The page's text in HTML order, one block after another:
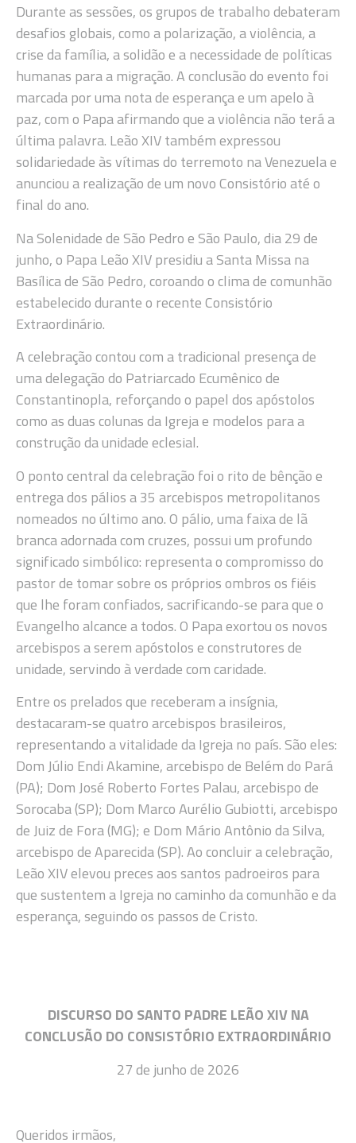
Durante as sessões, os grupos de trabalho debateram
desafios globais, como a polarização, a violência, a
crise da família, a solidão e a necessidade de políticas
humanas para a migração. A conclusão do evento foi
marcada por uma nota de esperança e um apelo à
paz, com o Papa afirmando que a violência não terá a
última palavra. Leão XIV também expressou
solidariedade às vítimas do terremoto na Venezuela e
anunciou a realização de um novo Consistório até o
final do ano.
Na Solenidade de São Pedro e São Paulo, dia 29 de
junho, o Papa Leão XIV presidiu a Santa Missa na
Basílica de São Pedro, coroando o clima de comunhão
estabelecido durante o recente Consistório
Extraordinário.
A celebração contou com a tradicional presença de
uma delegação do Patriarcado Ecumênico de
Constantinopla, reforçando o papel dos apóstolos
como as duas colunas da Igreja e modelos para a
construção da unidade eclesial.
O ponto central da celebração foi o rito de bênção e
entrega dos pálios a 35 arcebispos metropolitanos
nomeados no último ano. O pálio, uma faixa de lã
branca adornada com cruzes, possui um profundo
significado simbólico: representa o compromisso do
pastor de tomar sobre os próprios ombros os fiéis
que lhe foram confiados, sacrificando-se para que o
Evangelho alcance a todos. O Papa exortou os novos
arcebispos a serem apóstolos e construtores de
unidade, servindo à verdade com caridade.
Entre os prelados que receberam a insígnia,
destacaram-se quatro arcebispos brasileiros,
representando a vitalidade da Igreja no país. São eles:
Dom Júlio Endi Akamine, arcebispo de Belém do Pará
(PA); Dom José Roberto Fortes Palau, arcebispo de
Sorocaba (SP); Dom Marco Aurélio Gubiotti, arcebispo
de Juiz de Fora (MG); e Dom Mário Antônio da Silva,
arcebispo de Aparecida (SP). Ao concluir a celebração,
Leão XIV elevou preces aos santos padroeiros para
que sustentem a Igreja no caminho da comunhão e da
esperança, seguindo os passos de Cristo.
DISCURSO DO SANTO PADRE LEÃO XIV NA
CONCLUSÃO DO CONSISTÓRIO EXTRAORDINÁRIO
27 de junho de 2026
Queridos irmãos,